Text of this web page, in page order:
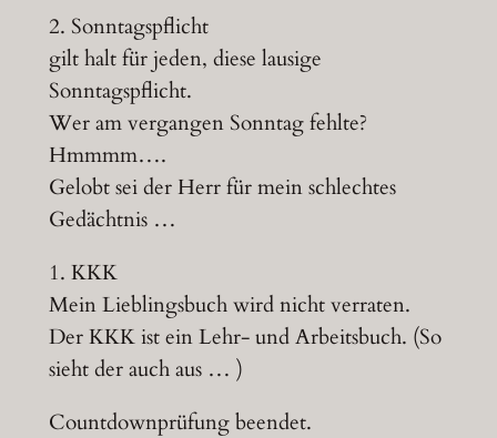
2. Sonntagspflicht
gilt halt für jeden, diese lausige
Sonntagspflicht.
Wer am vergangen Sonntag fehlte?
Hmmmm….
Gelobt sei der Herr für mein schlechtes
Gedächtnis …
1. KKK
Mein Lieblingsbuch wird nicht verraten.
Der KKK ist ein Lehr- und Arbeitsbuch. (So
sieht der auch aus … )
Countdownprüfung beendet.